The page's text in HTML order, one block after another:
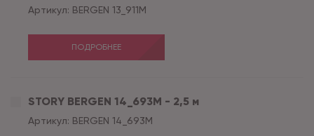
Артикул: BERGEN 13_911M
ПОДРОБНЕЕ
STORY BERGEN 14_693M - 2,5 м
Артикул: BERGEN 14_693M